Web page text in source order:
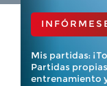
Mis partidas:
Partidas
entrenamiento